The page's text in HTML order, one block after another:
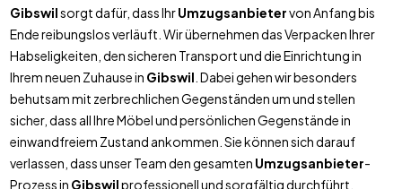
Gibswilsorgt dafür, dass IhrUmzugsanbietervon Anfang bis
Ende reibungslos verläuft. Wir übernehmen das Verpacken Ihrer
Habseligkeiten, den sicheren Transport und die Einrichtung in
Ihrem neuen Zuhause in Gibswil . Dabei gehen wir besonders
behutsam mit zerbrechlichen Gegenständen um und stellen
sicher, dass all Ihre Möbel und persönlichen Gegenstände in
einwandfreiem Zustand ankommen. Sie können sich darauf
verlassen, dass unser Team den gesamten Umzugsanbieter-
Prozess in Gibswilprofessionell und sorgfältig durchführt.